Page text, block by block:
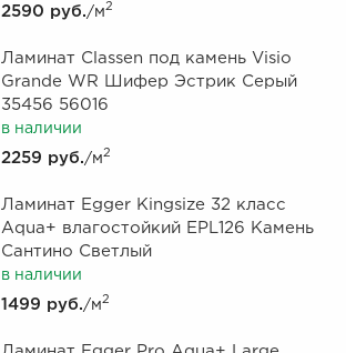
2590 руб./м2
Ламинат Classen под камень Visio
Grande WR Шифер Эстрик Серый
35456 56016
в наличии
2259 руб./м2
Ламинат Egger Kingsize 32 класс
Aqua+ влагостойкий EPL126 Камень
Сантино Светлый
в наличии
1499 руб./м2